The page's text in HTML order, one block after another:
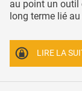
au point un outil
long terme lié
LIRE LA